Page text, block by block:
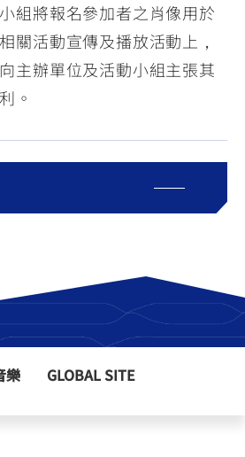
組將報名參加者之肖像用於
關活動宣傳及播放活動上，
主辦單位及活動小組主張其
。
樂 GLOBAL SITE